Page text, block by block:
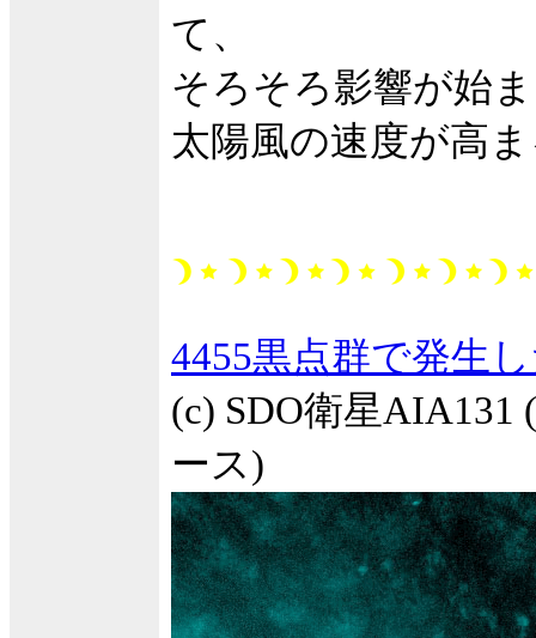
て、
そろそろ影響が始
太陽風の速度が高
4455黒点群で発生
(c) SDO衛星AIA131
ース)